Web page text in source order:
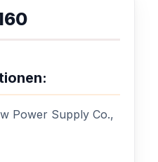
Power Supply Co.,